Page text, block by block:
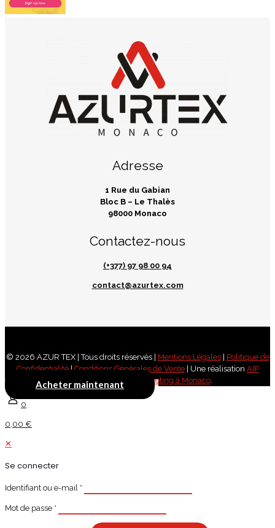
Adresse
1 Rue du Gabian
Bloc B – Le Thalès
98000 Monaco
Contactez-nous
(+377) 97 98 00 94
contact@azurtex.com
© 2026 AZUR TEX | Tous droits réservés | Mentions Légales| Politique de
Confidentialité| Conditions Générales de Vente| Une réalisation AIP
Digital, agence webmarketing à Monaco.
Acheter maintenant
0
0,00 €
✕
Se connecter
Identifiant ou e-mail *
Mot de passe *